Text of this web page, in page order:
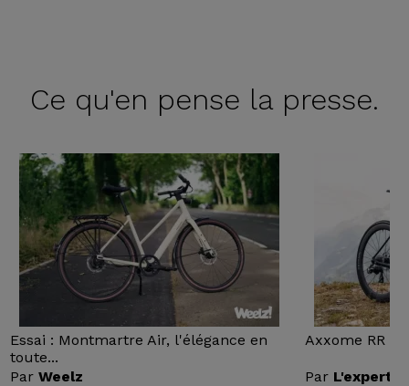
Ce qu'en pense la presse.
Essai : Montmartre Air, l'élégance en
toute...
ParWeelz
Axxome RR :
Par L'expert